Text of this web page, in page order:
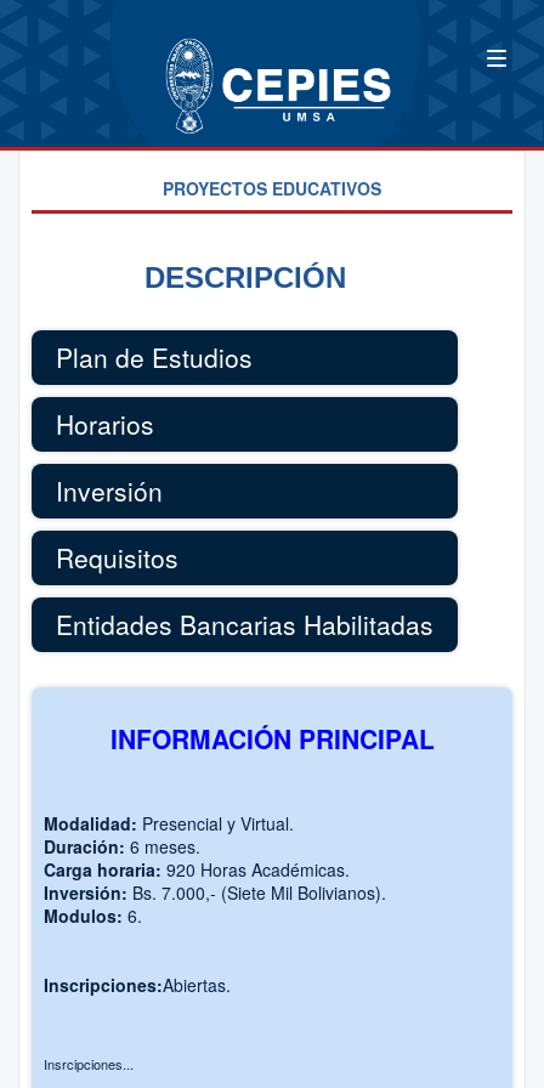
PROYECTOS EDUCATIVOS
DESCRIPCIÓN
Plan de Estudios
Horarios
Inversión
Requisitos
Entidades Bancarias Habilitadas
INFORMACIÓN PRINCIPAL
Modalidad: Presencial y Virtual.
Duración: 6 meses.
Carga horaria: 920 Horas Académicas.
Inversión: Bs. 7.000,- (Siete Mil Bolivianos).
Modulos: 6.
Inscripciones:Abiertas.
Insrcipciones...